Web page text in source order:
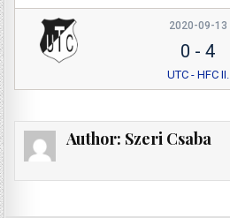
2020-09-13
0 -4
UTC - HFC II.
Author: Szeri Csaba